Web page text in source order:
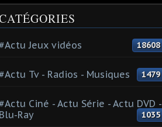
Jeux vidéos 18608
Tv - Radios - Musiques 1479
Ciné - Actu Série - Actu DVD -
Blu-Ray
1035